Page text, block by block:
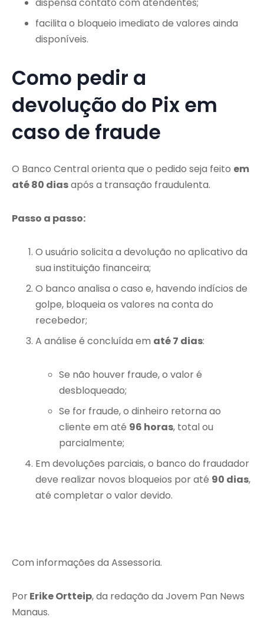
dispensa contato com atendentes;
facilita o bloqueio imediato de valores ainda
disponíveis.
Como pedir a
devolução do Pix em
caso de fraude
O Banco Central orienta que o pedido seja feito em
até 80 diasapós a transação fraudulenta.
Passo a passo:
O usuário solicita a devolução no aplicativo da
sua instituição financeira;
O banco analisa o caso e, havendo indícios de
golpe, bloqueia os valores na conta do
recebedor;
A análise é concluída em até 7 dias:
Se não houver fraude, o valor é
desbloqueado;
Se for fraude, o dinheiro retorna ao
cliente em até 96 horas, total ou
parcialmente;
Em devoluções parciais, o banco do fraudador
deve realizar novos bloqueios por até 90 dias,
até completar o valor devido.
Com informações da Assessoria.
PorErike Ortteip, da redação da Jovem Pan News
Manaus.